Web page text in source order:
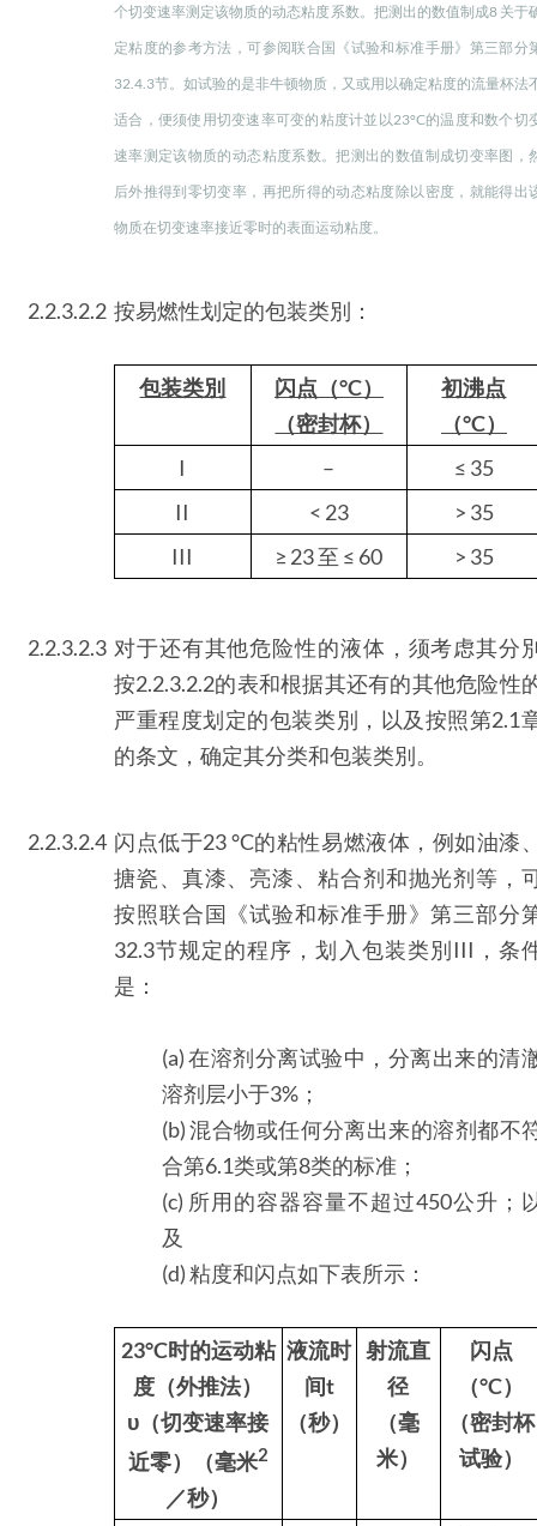
个切变速率测定该物质的动态粘度系数。把测出的数值制成8 关于
定粘度的参考方法，可参阅联合国《试验和标准手册》第三部分
32.4.3节。如试验的是非牛顿物质，又或用以确定粘度的流量杯法
适合，便须使用切变速率可变的粘度计並以23°C的温度和数个切
速率测定该物质的动态粘度系数。把测出的数值制成切变率图，
后外推得到零切变率，再把所得的动态粘度除以密度，就能得出
物质在切变速率接近零时的表面运动粘度。
2.2.3.2.2 按易燃性划定的包装类別：
包装类別
闪点（°C）
（密封杯）
初沸点
（°C）
I
–
≤ 35
II
< 23
> 35
III
≥ 23 至 ≤ 60 > 35
2.2.3.2.3 对于还有其他危险性的液体，须考虑其分
按2.2.3.2.2的表和根据其还有的其他危险性
严重程度划定的包装类別，以及按照第2.1
的条文，确定其分类和包装类別。
2.2.3.2.4 闪点低于23 °C的粘性易燃液体，例如油漆
搪瓷、真漆、亮漆、粘合剂和抛光剂等，
按照联合国《试验和标准手册》第三部分
32.3节规定的程序，划入包装类別III，条
是：
(a) 在溶剂分离试验中，分离出来的清
溶剂层小于3%；
(b) 混合物或任何分离出来的溶剂都不
合第6.1类或第8类的标准；
(c) 所用的容器容量不超过450公升；
及
(d) 粘度和闪点如下表所示：
23°C时的运动粘
度（外推法）
υ（切变速率接
近零）（毫米2
／秒）
液流时
间t
（秒）
射流直
径
（毫
米）
闪点
（°C）
（密封杯
试验）